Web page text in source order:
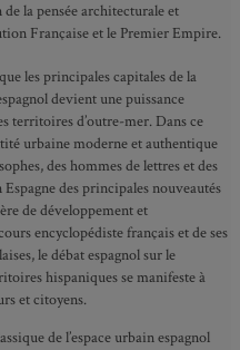
la pensée architecturale et
Française et le Premier Empire.
les principales capitales de la
devient une puissance
territoires d’outre-mer. Dans ce
urbaine moderne et authentique
des hommes de lettres et des
des principales nouveautés
de développement et
encyclopédiste français et de ses
le débat espagnol sur le
hispaniques se manifeste à
et citoyens.
de l’espace urbain espagnol